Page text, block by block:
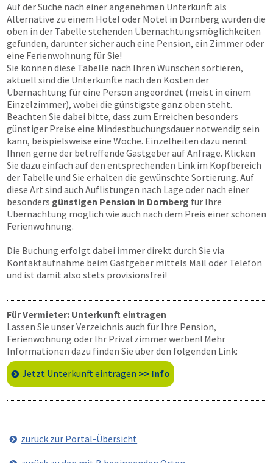
Auf der Suche nach einer angenehmen Unterkunft als
Alternative zu einem Hotel oder Motel in Dornberg wurden die
oben in der Tabelle stehenden Übernachtungs­möglichkeiten
gefunden, darunter sicher auch eine Pension, ein Zimmer oder
eine Ferienwohnung für Sie!
Sie können diese Tabelle nach Ihren Wünschen sortieren,
aktuell sind die Unterkünfte nach den Kosten der
Übernachtung für eine Person angeordnet (meist in einem
Einzelzimmer), wobei die günstigste ganz oben steht.
Beachten Sie dabei bitte, dass zum Erreichen besonders
günstiger Preise eine Mindestbuchungsdauer notwendig sein
kann, beispielsweise eine Woche. Einzelheiten dazu nennt
Ihnen gerne der betreffende Gastgeber auf Anfrage. Klicken
Sie dazu einfach auf den entsprechenden Link im Kopfbereich
der Tabelle und Sie erhalten die gewünschte Sortierung. Auf
diese Art sind auch Auflistungen nach Lage oder nach einer
besonders günstigen Pension in Dornberg für Ihre
Übernachtung möglich wie auch nach dem Preis einer schönen
Ferienwohnung.
Die Buchung erfolgt dabei immer direkt durch Sie via
Kontaktaufnahme beim Gastgeber mittels Mail oder Telefon
und ist damit also stets provisionsfrei!
Für Vermieter: Unterkunft eintragen
Lassen Sie unser Verzeichnis auch für Ihre Pension,
Ferienwohnung oder Ihr Privatzimmer werben! Mehr
Informationen dazu finden Sie über den folgenden Link:
Jetzt Unterkunft eintragen >> Info
zurück zur Portal-Übersicht